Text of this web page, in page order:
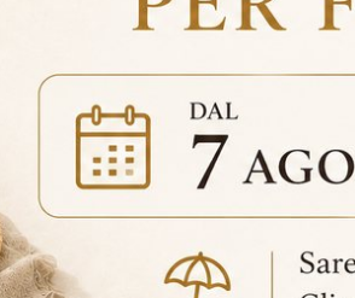
e finiture di alto artigianato. Consigliato